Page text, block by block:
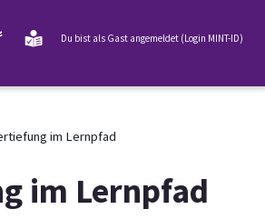
Du bist als Gast angemeldet (Login MINT-ID)
im Lernpfad
im Lernpfad